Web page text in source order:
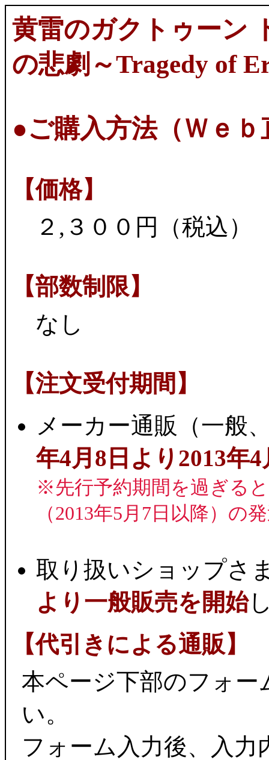
黄雷のガクトゥーン
の悲劇～Tragedy of
●ご購入方法（Ｗｅｂ
【価格】
２,３００円（税込）
【部数制限】
なし
【注文受付期間】
メーカー通販（一般
年4月8日より2013年
※先行予約期間を過ぎる
（2013年5月7日以降）の
取り扱いショップさ
より一般販売を開始
【代引きによる通販】
本ページ下部のフォ
い。
フォーム入力後、入力